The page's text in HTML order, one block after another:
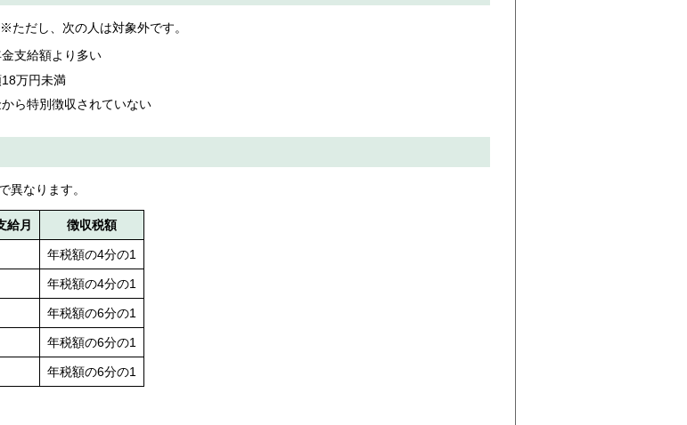
ただし、次の人は対象外です。
支給額より多い
万円未満
ら特別徴収されていない
異なります。
給月 徴収税額
年税額の4分の1
年税額の4分の1
年税額の6分の1
年税額の6分の1
年税額の6分の1